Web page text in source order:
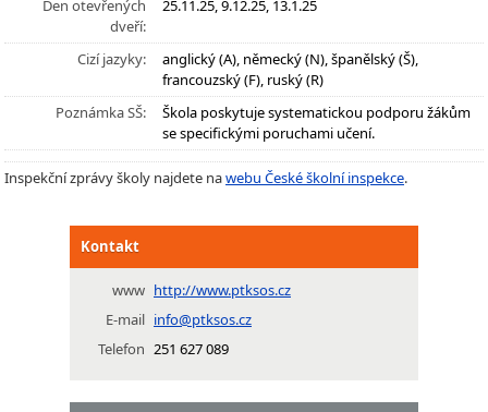
Den otevřených
dveří:
25.11.25, 9.12.25, 13.1.25
Cizí jazyky:
anglický (A), německý (N), španělský (Š),
francouzský (F), ruský (R)
Poznámka SŠ:
Škola poskytuje systematickou podporu žákům
se specifickými poruchami učení.
Inspekční zprávy školy najdete nawebu České školní inspekce.
Kontakt
www http://www.ptksos.cz
E-mail info@ptksos.cz
Telefon 251 627 089